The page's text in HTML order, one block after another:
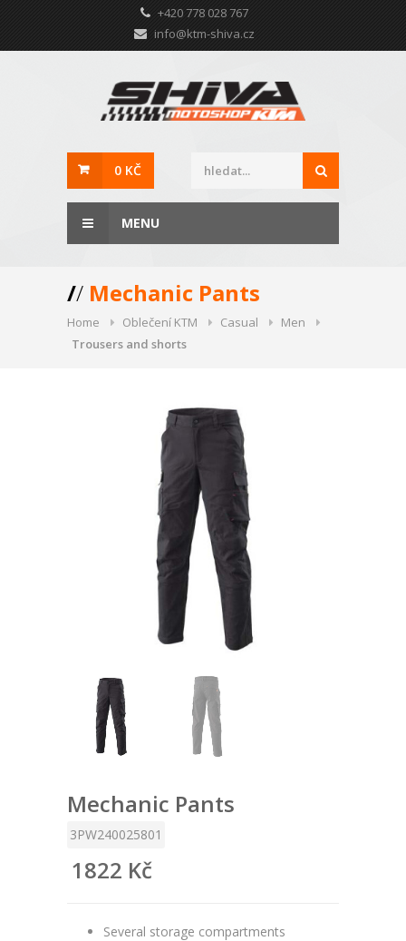
+420 778 028 767
info@ktm-shiva.cz
0 KČ
MENU
// Mechanic Pants
Home Oblečení KTM Casual
Men
Trousers and shorts
Mechanic Pants
3PW240025801
1822 Kč
Several storage compartments